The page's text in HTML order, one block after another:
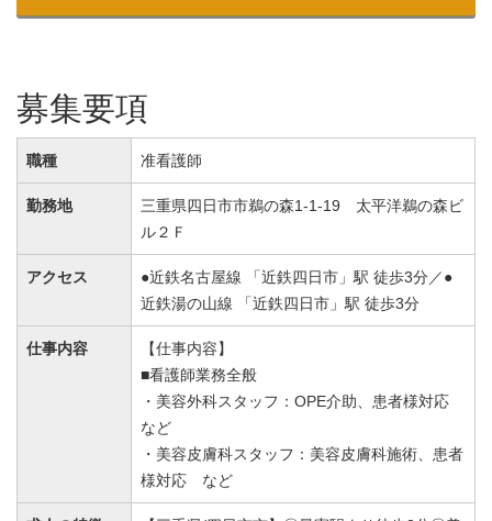
募集要項
職種 准看護師
勤務地
三重県四日市市鵜の森1-1-19 太平洋鵜の森ビ
ル２Ｆ
アクセス
●近鉄名古屋線 「近鉄四日市」駅 徒歩3分／●
近鉄湯の山線 「近鉄四日市」駅 徒歩3分
仕事内容
【仕事内容】
■看護師業務全般
・美容外科スタッフ：OPE介助、患者様対応
など
・美容皮膚科スタッフ：美容皮膚科施術、患者
様対応 など